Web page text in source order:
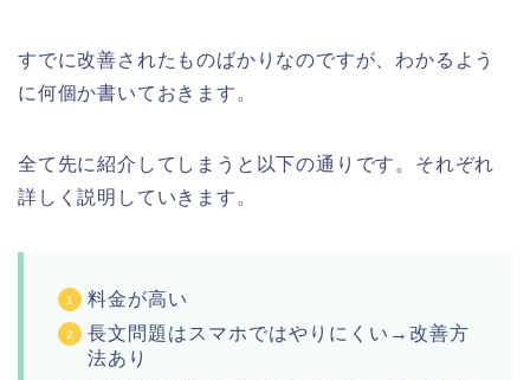
すでに改善されたものばかりなのですが、わかるよう
に何個か書いておきます。
全て先に紹介してしまうと以下の通りです。それぞれ
詳しく説明していきます。
料金が高い
長文問題はスマホではやりにくい→改善方
法あり